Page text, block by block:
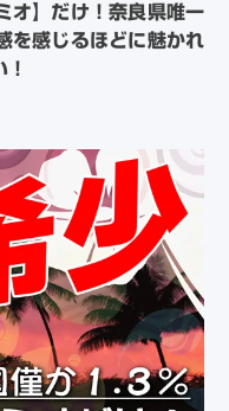
オ】だけ！奈良県唯一
を感じるほどに魅かれ